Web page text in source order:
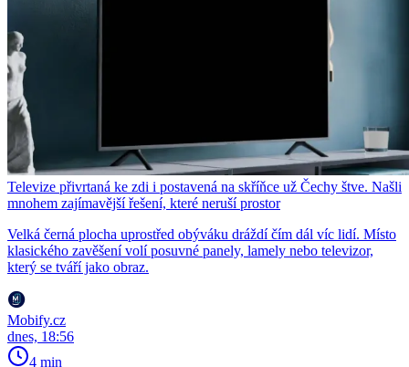
Televize přivrtaná ke zdi i postavená na skříňce už Čechy štve. Našli
mnohem zajímavější řešení, které neruší prostor
Velká černá plocha uprostřed obýváku dráždí čím dál víc lidí. Místo
klasického zavěšení volí posuvné panely, lamely nebo televizor,
který se tváří jako obraz.
Mobify.cz
dnes, 18:56
4 min